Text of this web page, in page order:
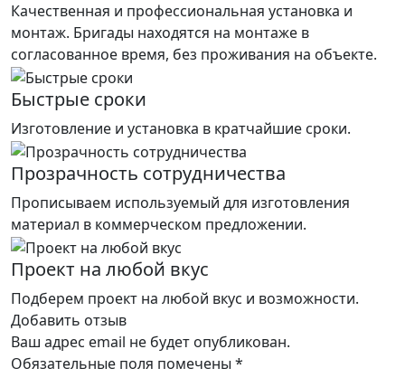
Качественная и профессиональная установка и
монтаж. Бригады находятся на монтаже в
согласованное время, без проживания на объекте.
Быстрые сроки
Изготовление и установка в кратчайшие сроки.
Прозрачность сотрудничества
Прописываем используемый для изготовления
материал в коммерческом предложении.
Проект на любой вкус
Подберем проект на любой вкус и возможности.
Добавить отзыв
Ваш адрес email не будет опубликован.
Обязательные поля помечены *